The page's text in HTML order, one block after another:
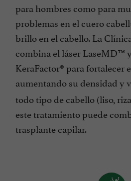
para hombres como para
problemas en el cuero
brillo en el cabello. La
combina el láser LaseMD™
KeraFactor® para fortalecer
aumentando su densidad y
todo tipo de cabello (liso,
este tratamiento puede
trasplante capilar.